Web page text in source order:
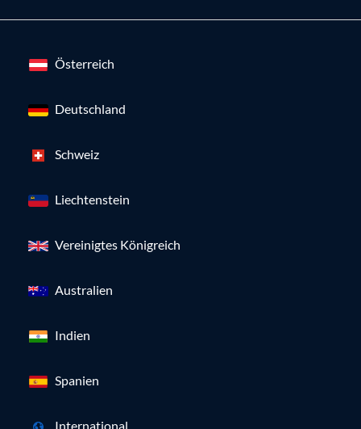
Österreich
Deutschland
Schweiz
Liechtenstein
Vereinigtes Königreich
Australien
Indien
Spanien
International